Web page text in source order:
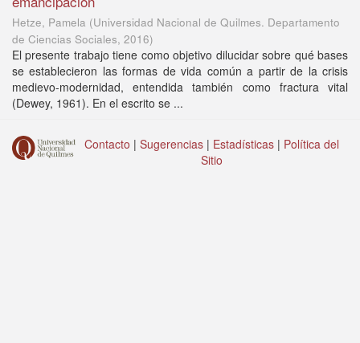
Hetze, Pamela (Universidad Nacional de Quilmes. Departamento
de Ciencias Sociales, 2016)
El presente trabajo tiene como objetivo dilucidar sobre qué bases
se establecieron las formas de vida común a partir de la crisis
medievo-modernidad, entendida también como fractura vital
(Dewey, 1961). En el escrito se ...
Contacto | Sugerencias | Estadísticas | Política del
Sitio